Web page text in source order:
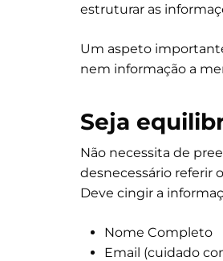
estruturar as
Um aspeto
nem informação a
Seja
Não necessita de
desnecessário referir
Deve cingir a
Nome Completo
Email (cuidado